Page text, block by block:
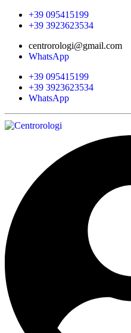
+39 095415199
+39 3923623534
centrorologi@gmail.com
WhatsApp
+39 095415199
+39 3923623534
WhatsApp